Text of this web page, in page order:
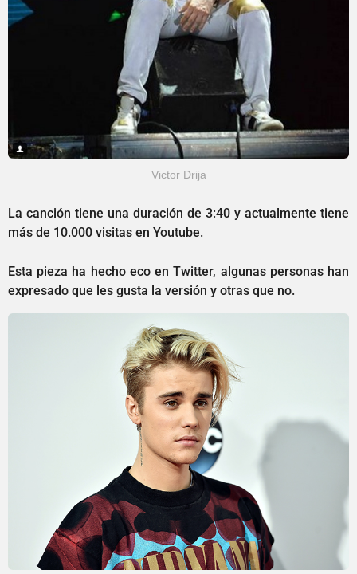
Victor Drija
La canción tiene una duración de 3:40 y actualmente tiene
más de 10.000 visitas en Youtube.
Esta pieza ha hecho eco en Twitter, algunas personas han
expresado que les gusta la versión y otras que no.